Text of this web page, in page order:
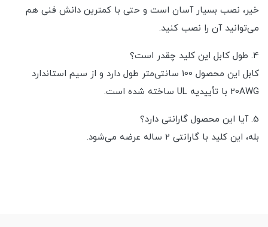
خیر، نصب بسیار آسان است و حتی با کمترین دانش فنی هم
می‌توانید آن را نصب کنید.
4. طول کابل این کلید چقدر است؟
کابل این محصول 100 سانتی‌متر طول دارد و از سیم استاندارد
20AWG با تأییدیه UL ساخته شده است.
5. آیا این محصول گارانتی دارد؟
بله، این کلید با گارانتی 2 ساله عرضه می‌شود.